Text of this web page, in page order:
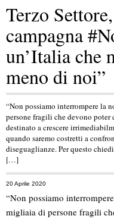
Terzo
campagna
un’Italia che
meno di noi”
“Non possiamo interrompere la
persone fragili che devono poter
destinato a crescere
quando saremo costretti a
diseguaglianze. Per questo
[…]
20 Aprile 2020
“Non possiamo
migliaia di persone fragili